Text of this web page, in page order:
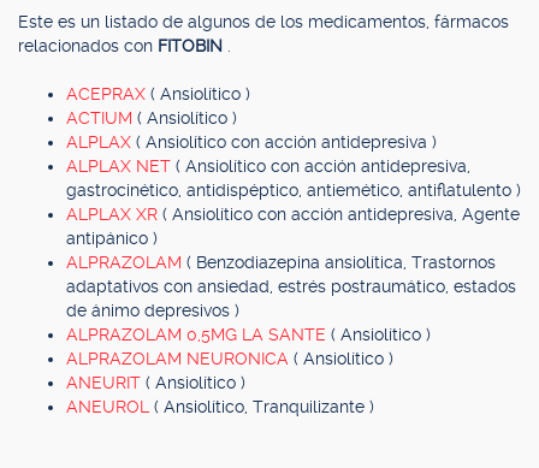
Este es un listado de algunos de los medicamentos, fármacos
relacionados con FITOBIN
ACEPRAX ( Ansiolítico )
ACTIUM ( Ansiolítico )
ALPLAX ( Ansiolítico con acción antidepresiva )
ALPLAX NET ( Ansiolítico con acción antidepresiva,
gastrocinético, antidispéptico, antiemético, antiflatulento )
ALPLAX XR ( Ansiolítico con acción antidepresiva, Agente
antipánico )
ALPRAZOLAM ( Benzodiazepina ansiolítica, Trastornos
adaptativos con ansiedad, estrés postraumático, estados
de ánimo depresivos )
ALPRAZOLAM 0,5MG LA SANTE ( Ansiolítico )
ALPRAZOLAM NEURONICA ( Ansiolítico )
ANEURIT ( Ansiolítico )
ANEUROL ( Ansiolítico, Tranquilizante )